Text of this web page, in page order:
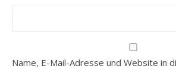
Name, E-Mail-Adresse und Website in